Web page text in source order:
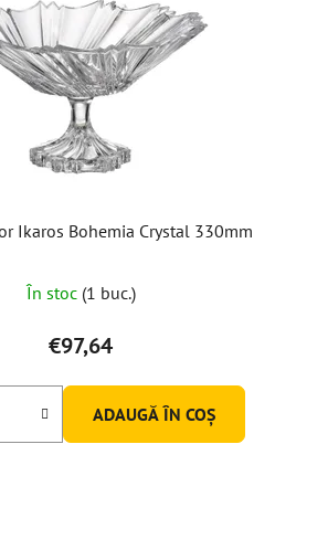
Ikaros Bohemia Crystal 330mm
În stoc (1 buc.)
€97,64
ADAUGĂ ÎN COŞ